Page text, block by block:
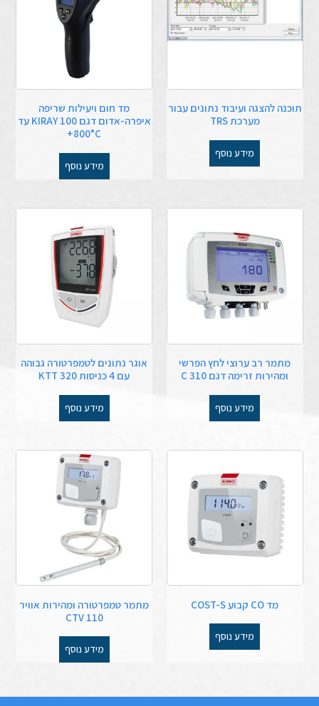
תוכנה להצגה ועיבוד נתונים עבור
מערכת TRS
מידע נוסף
מד חום ויעילות שריפה
איפרה-אדום דגם KIRAY 100 עד
800°C+
מידע נוסף
מתמר רב ערוצי לחץ הפרשי
ומהירות זרימה דגם C 310
מידע נוסף
אוגר נתונים לטמפרטורה גבוהה
עם 4 כניסות KTT 320
מידע נוסף
מד CO קבוע COST-S
מידע נוסף
מתמר טמפרטורה ומהירות אוויר
CTV 110
מידע נוסף